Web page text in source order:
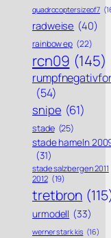
quadrocoptersizeof7
radweise (40)
rainbow ep (22)
rcn09 (145)
(54)
snipe (61)
stade (25)
stade hameln
(31)
stade salzbergen 2011
2012 (19)
tretbron
urmodell (33)
werner stark kis (16)